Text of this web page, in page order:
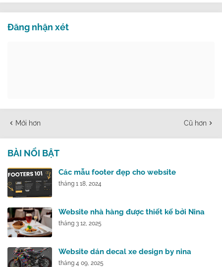
Đăng nhận xét
Mới hơn Cũ hơn
BÀI NỔI BẬT
Các mẫu footer đẹp cho website
tháng 1 18, 2024
Website nhà hàng được thiết kế bởi Nina
tháng 3 12, 2025
Website dán decal xe design by nina
tháng 4 09, 2025